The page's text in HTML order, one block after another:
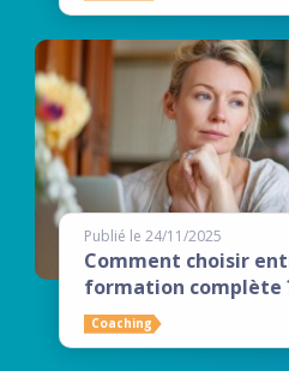
Publié le 24/11/2025
Comment choisir
formation complète
Coaching